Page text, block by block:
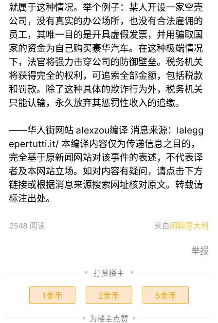
就属于这种情况。举个例子：某人开设一家空壳
公司，没有真实的办公场所，也没有合法雇佣的
员工，其唯一目的是开具虚假发票，并用骗取国
家的资金为自己购买豪华汽车。在这种极端情况
下，法官将强力击穿公司的防御壁垒。税务机关
将获得完全的权利，可追索全部金额，包括税款
和罚款。除了这种具体的欺诈行为外，税务机关
只能认输，永久放弃其惩罚性收入的追缴。
——华人街网站 alexzou编译 消息来源：lalegg
epertutti.it/ 本编译内容仅为传递信息之目的，
完全基于原新闻网站对该事件的表述，不代表译
者及本网站立场。如对内容有疑问，请点击下方
链接或根据消息来源搜索网址核对原文。转载请
标注出处。
2548 阅读 来自 闲聊意大利
举报
打赏楼主
1金币 2金币 5金币
为楼主点赞